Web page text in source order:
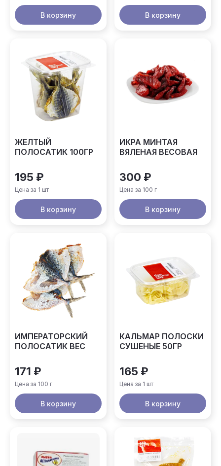
В корзину В корзину
ЖЕЛТЫЙ
ПОЛОСАТИК 100ГР
195 ₽
Цена за 1 шт
В корзину
ИКРА МИНТАЯ
ВЯЛЕНАЯ ВЕСОВАЯ
300 ₽
Цена за 100 г
В корзину
ИМПЕРАТОРСКИЙ
ПОЛОСАТИК ВЕС
171 ₽
Цена за 100 г
В корзину
КАЛЬМАР ПОЛОСКИ
СУШЕНЫЕ 50ГР
165 ₽
Цена за 1 шт
В корзину